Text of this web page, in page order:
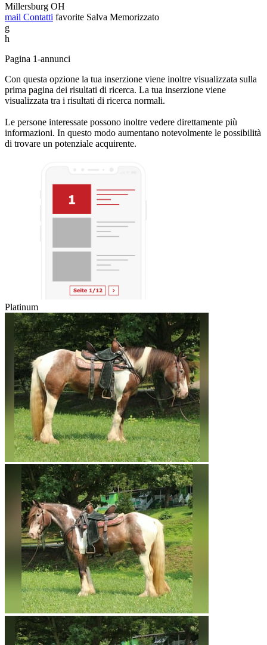
Millersburg OH
mail Contatti favorite Salva Memorizzato
g
h
Pagina 1-annunci
Con questa opzione la tua inserzione viene inoltre visualizzata sulla
prima pagina dei risultati di ricerca. La tua inserzione viene
visualizzata tra i risultati di ricerca normali.
Le persone interessate possono inoltre vedere direttamente più
informazioni. In questo modo aumentano notevolmente le possibilità
di trovare un potenziale acquirente.
Platinum